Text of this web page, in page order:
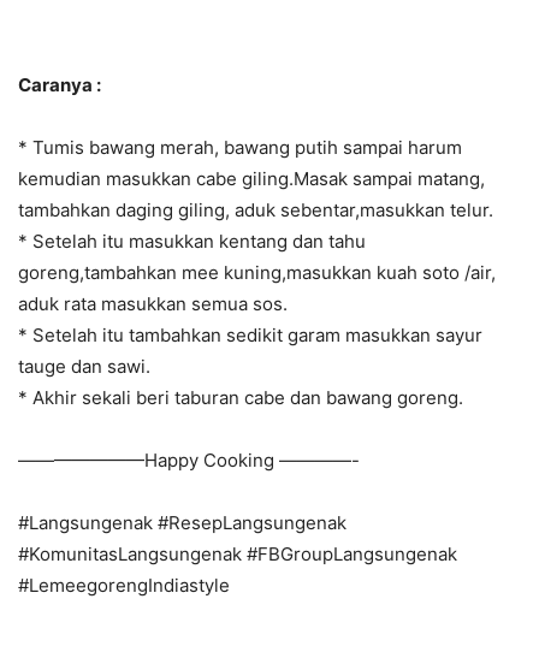
Caranya :
* Tumis bawang merah, bawang putih sampai harum
kemudian masukkan cabe giling.Masak sampai matang,
tambahkan daging giling, aduk sebentar,masukkan telur.
* Setelah itu masukkan kentang dan tahu
goreng,tambahkan mee kuning,masukkan kuah soto /air,
aduk rata masukkan semua sos.
* Setelah itu tambahkan sedikit garam masukkan sayur
tauge dan sawi.
* Akhir sekali beri taburan cabe dan bawang goreng.
———————Happy Cooking ————-
#Langsungenak #ResepLangsungenak
#KomunitasLangsungenak #FBGroupLangsungenak
#LemeegorengIndiastyle